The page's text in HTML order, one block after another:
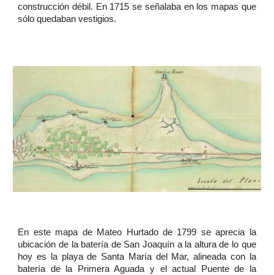
construcción débil. En 1715 se señalaba en los mapas que
sólo quedaban vestigios.
En este mapa de Mateo Hurtado de 1799 se aprecia la
ubicación de la batería de San Joaquín a la altura de lo que
hoy es la playa de Santa María del Mar, alineada con la
batería de la Primera Aguada y el actual Puente de la